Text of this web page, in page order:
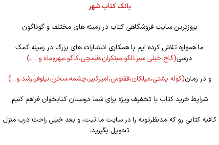
بانک کتاب شهر
بروزترین سایت فروشگاهی کتاب در زمینه های مختلف و گوناگون
ما همواره تلاش کرده ایم با همکاری انتشارات های بزرگ در زمینه کمک
درسی(گاج،خیلی سبز،الگو،مبتکران،قلمچی،کاگو،مهروماه و ….)
و در رمان(کوله پشتی،میلکان،ققنوس،امیرکبیر،چشمه،سخن،نیلوفر،رشد و…)
شرایط خرید کتاب با تخفیف ویژه برای شما دوستان کتابخوان فراهم کنیم
کافیه کتابی رو که مدنظرتونه را در سایت ما ثبت، و بعد خیلی راحت درب منزل
تحویل بگیرید.